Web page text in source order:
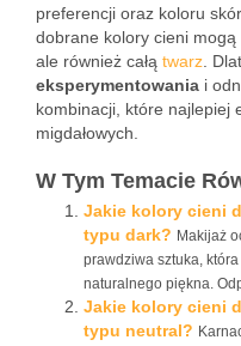
preferencji oraz koloru
dobrane kolory cieni mogą
ale również całą twarz .
eksperymentowania i
kombinacji, które najlepiej
migdałowych.
W Tym Temacie
Jakie kolory cieni
typu dark? Makijaż
prawdziwa sztuka,
naturalnego piękna.
Jakie kolory cieni
typu neutral?